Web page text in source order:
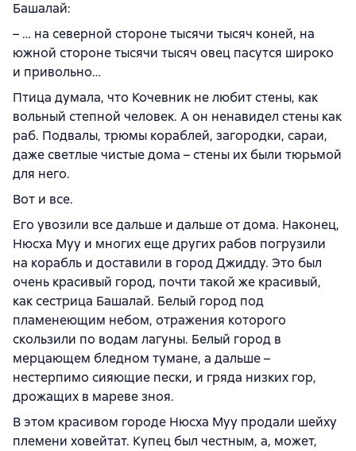
Башалай:
– … на северной стороне тысячи тысяч коней, на
южной стороне тысячи тысяч овец пасутся широко
и привольно…
Птица думала, что Кочевник не любит стены, как
вольный степной человек. А он ненавидел стены как
раб. Подвалы, трюмы кораблей, загородки, сараи,
даже светлые чистые дома – стены их были тюрьмой
для него.
Вот и все.
Его увозили все дальше и дальше от дома. Наконец,
Нюсха Муу и многих еще других рабов погрузили
на корабль и доставили в город Джидду. Это был
очень красивый город, почти такой же красивый,
как сестрица Башалай. Белый город под
пламенеющим небом, отражения которого
скользили по водам лагуны. Белый город в
мерцающем бледном тумане, а дальше –
нестерпимо сияющие пески, и гряда низких гор,
дрожащих в мареве зноя.
В этом красивом городе Нюсха Муу продали шейху
племени ховейтат. Купец был честным, а, может,